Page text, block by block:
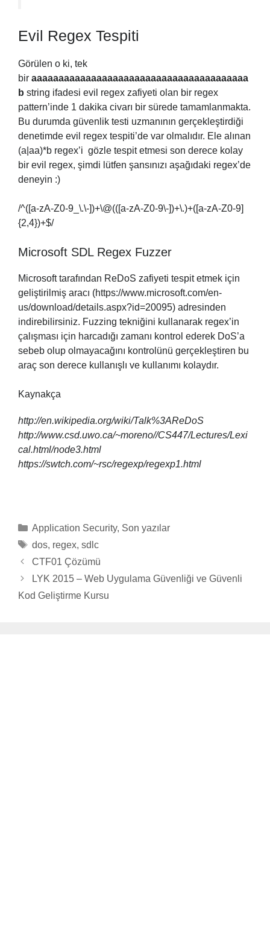
Evil Regex Tespiti
Görülen o ki, tek
bir aaaaaaaaaaaaaaaaaaaaaaaaaaaaaaaaaaaaaaaa
b string ifadesi evil regex zafiyeti olan bir regex
pattern’inde 1 dakika civarı bir sürede tamamlanmakta.
Bu durumda güvenlik testi uzmanının gerçekleştirdiği
denetimde evil regex tespiti’de var olmalıdır. Ele alınan
(a|aa)*b regex’i gözle tespit etmesi son derece kolay
bir evil regex, şimdi lütfen şansınızı aşağıdaki regex’de
deneyin :)
/^([a-zA-Z0-9_\.\-])+\@(([a-zA-Z0-9\-])+\.)+([a-zA-Z0-9]
{2,4})+$/
Microsoft SDL Regex Fuzzer
Microsoft tarafından ReDoS zafiyeti tespit etmek için
geliştirilmiş aracı (https://www.microsoft.com/en-
us/download/details.aspx?id=20095) adresinden
indirebilirsiniz. Fuzzing tekniğini kullanarak regex’in
çalışması için harcadığı zamanı kontrol ederek DoS’a
sebeb olup olmayacağını kontrolünü gerçekleştiren bu
araç son derece kullanışlı ve kullanımı kolaydır.
Kaynakça
http://en.wikipedia.org/wiki/Talk%3AReDoS
http://www.csd.uwo.ca/~moreno//CS447/Lectures/Lexi
cal.html/node3.html
https://swtch.com/~rsc/regexp/regexp1.html
Categories
Application Security, Son yazılar
Tags
dos, regex, sdlc
CTF01 Çözümü
LYK 2015 – Web Uygulama Güvenliği ve Güvenli
Kod Geliştirme Kursu